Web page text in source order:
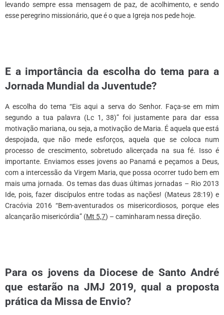
levando sempre essa mensagem de paz, de acolhimento, e sendo
esse peregrino missionário, que é o que a Igreja nos pede hoje.
E a importância da escolha do tema para a
Jornada Mundial da Juventude?
A escolha do tema “Eis aqui a serva do Senhor. Faça-se em mim
segundo a tua palavra (Lc 1, 38)” foi justamente para dar essa
motivação mariana, ou seja, a motivação de Maria. É aquela que está
despojada, que não mede esforços, aquela que se coloca num
processo de crescimento, sobretudo alicerçada na sua fé. Isso é
importante. Enviamos esses jovens ao Panamá e peçamos a Deus,
com a intercessão da Virgem Maria, que possa ocorrer tudo bem em
mais uma jornada. Os temas das duas últimas jornadas – Rio 2013
Ide, pois, fazer discípulos entre todas as nações! (Mateus 28:19) e
Cracóvia 2016 “Bem-aventurados os misericordiosos, porque eles
alcançarão misericórdia” (Mt 5,7) – caminharam nessa direção.
Para os jovens da Diocese de Santo André
que estarão na JMJ 2019, qual a proposta
prática da Missa de Envio?